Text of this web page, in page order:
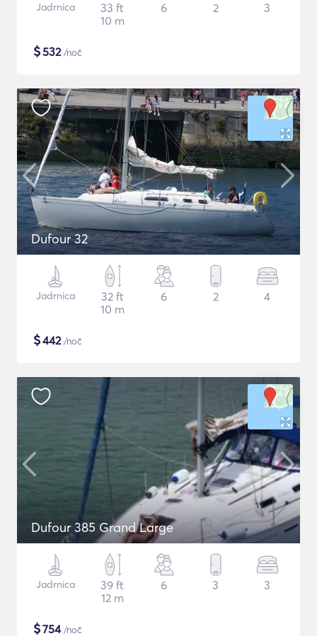
Jadrnica
33 ft
10 m
6 2 3
$532/noč
Dufour 32
Jadrnica
32 ft
10 m
6 2 4
$442/noč
Dufour 385 Grand Large
Jadrnica
39 ft
12 m
6 3 3
$754/noč